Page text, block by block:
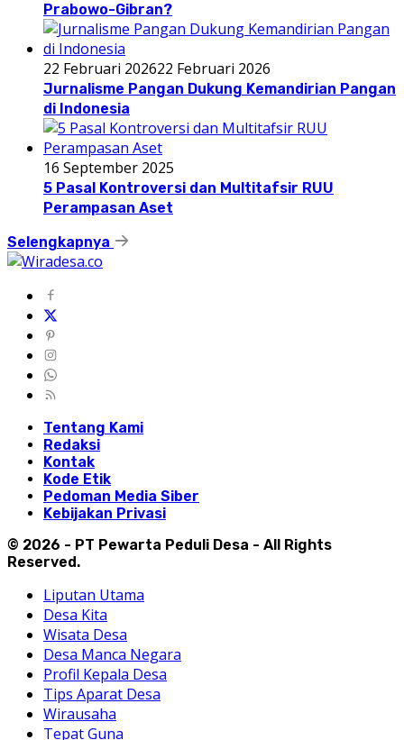
Prabowo-Gibran?
22 Februari 202622 Februari 2026
Jurnalisme Pangan Dukung Kemandirian Pangan
di Indonesia
16 September 2025
5 Pasal Kontroversi dan Multitafsir RUU
Perampasan Aset
Selengkapnya
Tentang Kami
Redaksi
Kontak
Kode Etik
Pedoman Media Siber
Kebijakan Privasi
© 2026 - PT Pewarta Peduli Desa - All Rights
Reserved.
Liputan Utama
Desa Kita
Wisata Desa
Desa Manca Negara
Profil Kepala Desa
Tips Aparat Desa
Wirausaha
Tepat Guna